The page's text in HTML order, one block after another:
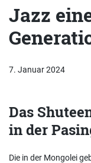
Jazz
7. Januar 2024
Das
in der
Die in der Mongolei